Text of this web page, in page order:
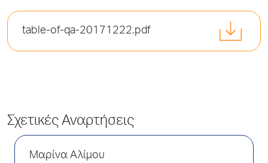
table-of-qa-20171222.pdf
Σχετικές Αναρτήσεις
Μαρίνα Αλίμου